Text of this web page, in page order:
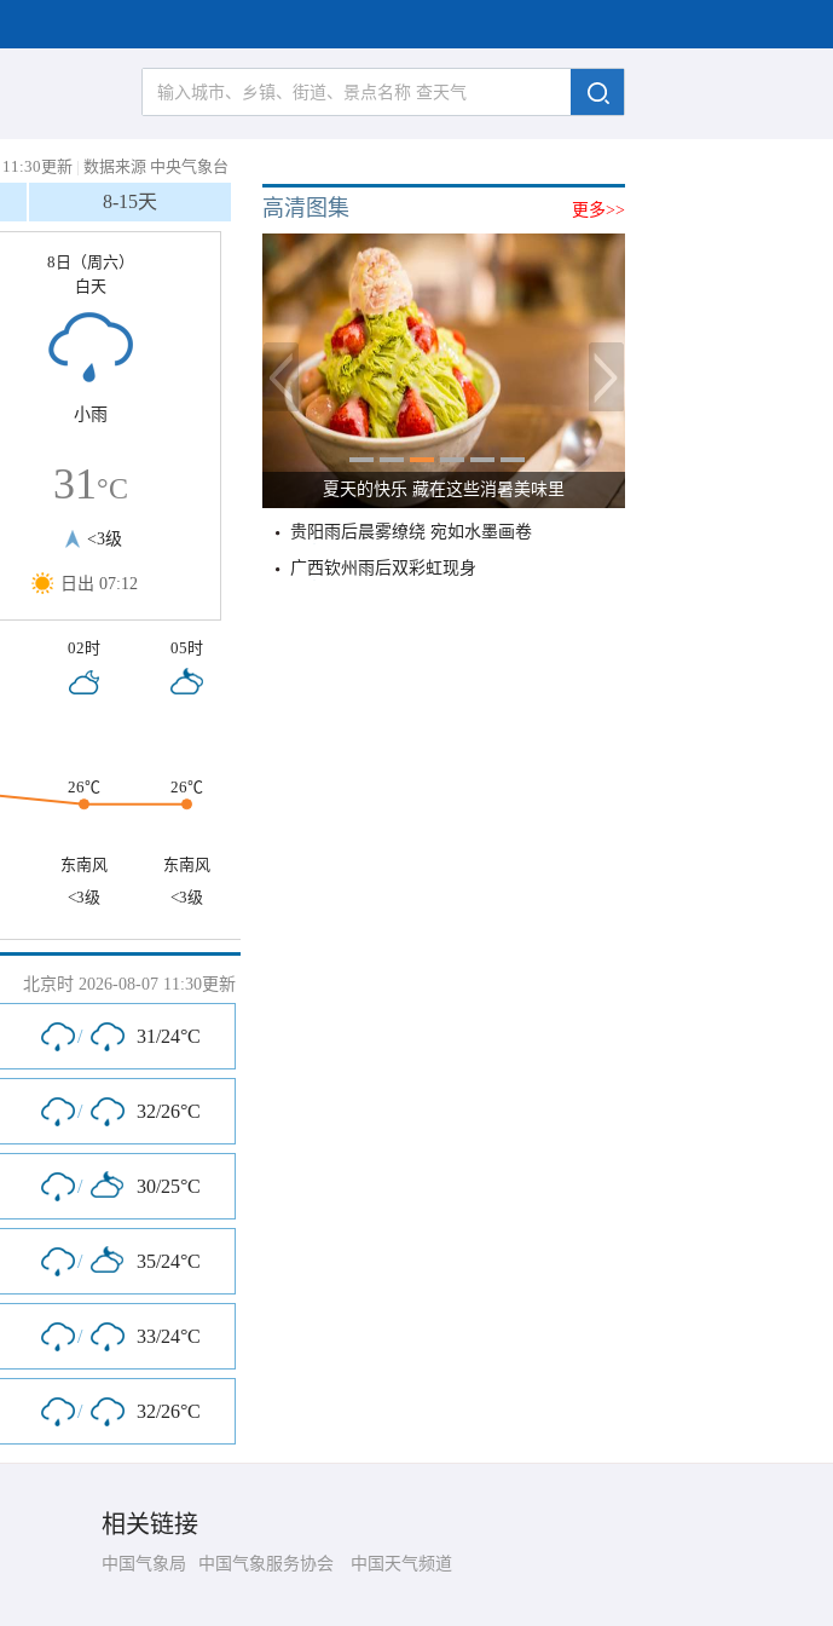
11:30更新 | 数据来源 中央气象台
8-15天
8日（周六）
白天
小雨
31°C
<3级
日出 07:12
02时 05时
26℃ 26℃
东南风
东南风
<3级 <3级
北京时 2026-08-07 11:30更新
/ 31/24°C
/ 32/26°C
/ 30/25°C
/ 35/24°C
/ 33/24°C
/ 32/26°C
更多>>
高清图集
夏天的快乐 藏在这些消暑美味里
贵阳雨后晨雾缭绕 宛如水墨画卷
广西钦州雨后双彩虹现身
相关链接
中国气象局 中国气象服务协会 中国天气频道